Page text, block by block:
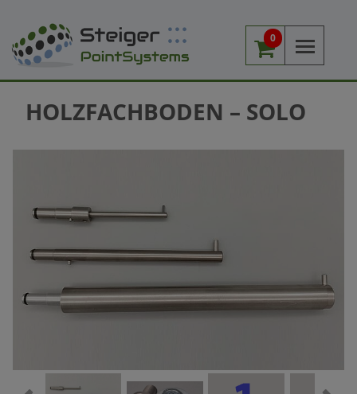
0
HOLZFACHBODEN – SOLO